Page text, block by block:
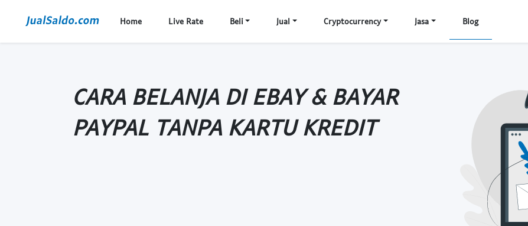
Home Live Rate Beli Jual Cryptocurrency Jasa Blog
CARA BELANJA DI EBAY & BAYAR
PAYPAL TANPA KARTU KREDIT